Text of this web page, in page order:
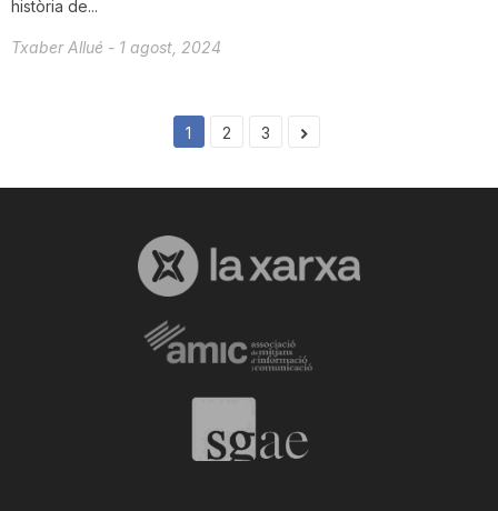
història de...
Txaber Allué - 1 agost, 2024
1 2 3